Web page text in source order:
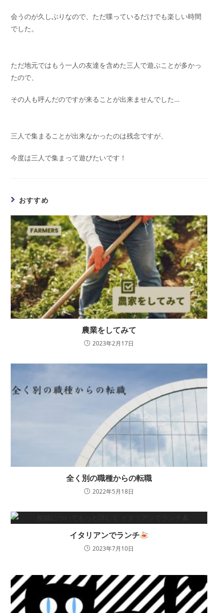
会うのが久しぶりなので、ただ喋っているだけでも楽しい時間
でした。
ただ地元ではもう一人の友達を含めた三人で遊ぶことが多かっ
たので、
その人も呼んだのですが来ることが出来ませんでした…
三人で集まることが出来なかったのは残念ですが、
今度は三人で集まって遊びたいです！
おすすめ
農業をしてみて
2023年2月17日
全く別の職種からの転職
2022年5月18日
イタリアンでランチ
2023年7月10日